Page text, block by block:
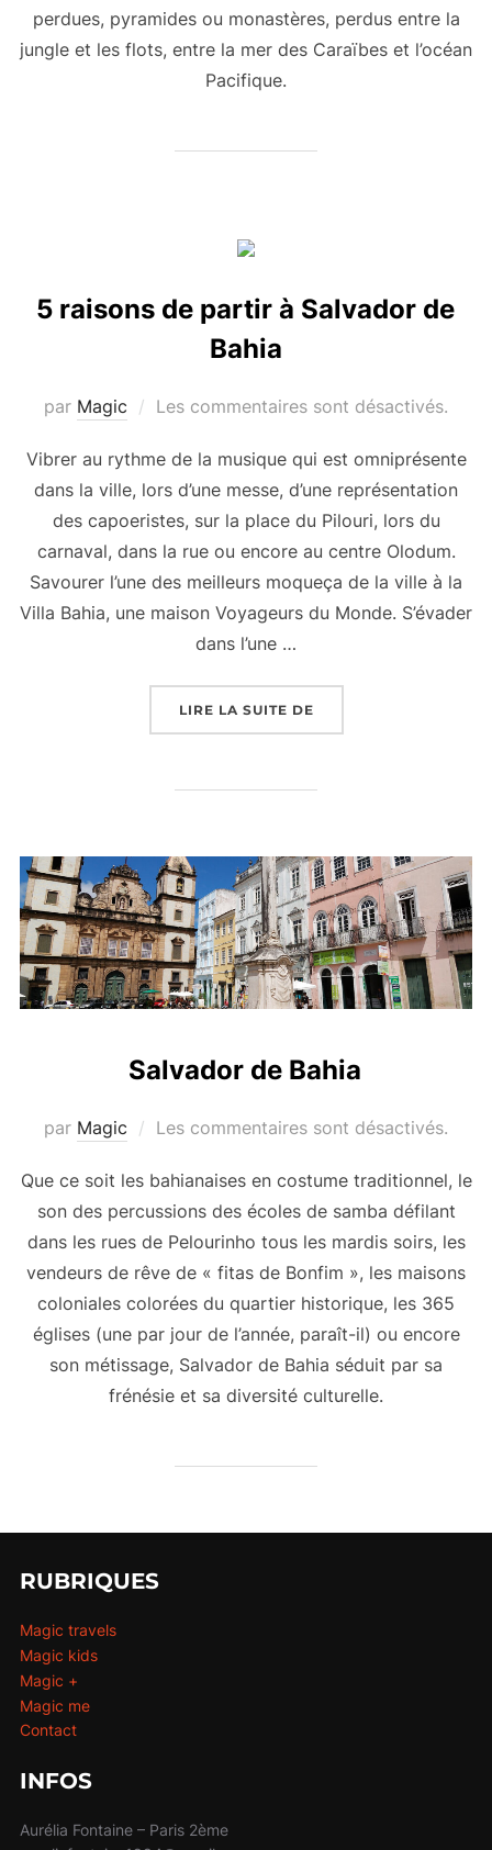
perdues, pyramides ou monastères, perdus entre la
jungle et les flots, entre la mer des Caraïbes et l’océan
Pacifique.
5 raisons de partir à Salvador de
Bahia
par Magic Les commentaires sont désactivés.
Vibrer au rythme de la musique qui est omniprésente
dans la ville, lors d’une messe, d’une représentation
des capoeristes, sur la place du Pilouri, lors du
carnaval, dans la rue ou encore au centre Olodum.
Savourer l’une des meilleurs moqueça de la ville à la
Villa Bahia, une maison Voyageurs du Monde. S’évader
dans l’une …
LIRE LA SUITE DE« 5 RAISONS DE
Salvador de Bahia
par Magic Les commentaires sont désactivés.
Que ce soit les bahianaises en costume traditionnel, le
son des percussions des écoles de samba défilant
dans les rues de Pelourinho tous les mardis soirs, les
vendeurs de rêve de « fitas de Bonfim », les maisons
coloniales colorées du quartier historique, les 365
églises (une par jour de l’année, paraît-il) ou encore
son métissage, Salvador de Bahia séduit par sa
frénésie et sa diversité culturelle.
RUBRIQUES
Magic travels
Magic kids
Magic +
Magic me
Contact
INFOS
Aurélia Fontaine – Paris 2ème